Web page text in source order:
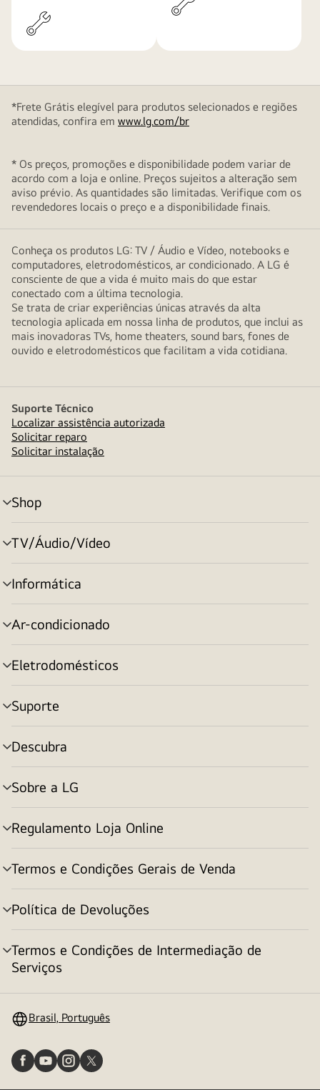
*Frete Grátis elegível para produtos selecionados e regiões
atendidas, confira em www.lg.com/br
* Os preços, promoções e disponibilidade podem variar de
acordo com a loja e online. Preços sujeitos a alteração sem
aviso prévio. As quantidades são limitadas. Verifique com os
revendedores locais o preço e a disponibilidade finais.
Conheça os produtos LG: TV / Áudio e Vídeo, notebooks e
computadores, eletrodomésticos, ar condicionado. A LG é
consciente de que a vida é muito mais do que estar
conectado com a última tecnologia.
Se trata de criar experiências únicas através da alta
tecnologia aplicada em nossa linha de produtos, que inclui as
mais inovadoras TVs, home theaters, sound bars, fones de
ouvido e eletrodomésticos que facilitam a vida cotidiana.
Suporte Técnico
Localizar assistência autorizada
Solicitar reparo
Solicitar instalação
Shop
alternar
menu
TV/Áudio/Vídeo
alternar
menu
Informática
alternar
menu
Ar-condicionado
alternar
menu
Eletrodomésticos
alternar
menu
Suporte
alternar
menu
Descubra
alternar
menu
Sobre a LG
alternar
menu
Regulamento Loja Online
alternar
menu
Termos e Condições Gerais de Venda
alternar
menu
Política de Devoluções
alternar
menu
Termos e Condições de Intermediação de
Serviços
alternar
Brasil, Português